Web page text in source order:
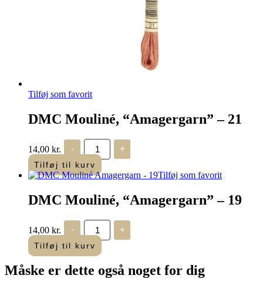
Tilføj som favorit
DMC Mouliné, “Amagergarn” – 21
14,00 kr. -
DMC
Mouliné,
“Amagergarn”
–
21
+
Tilføj til kurv
Tilføj som favorit
DMC Mouliné, “Amagergarn” – 19
14,00 kr. -
DMC
Mouliné,
“Amagergarn”
–
antal
+
Tilføj til kurv
Måske er dette også noget for dig